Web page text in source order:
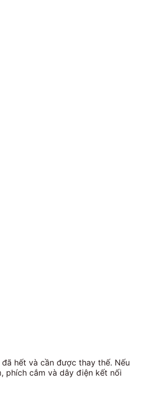
hết và cần được thay thế. Nếu
phích cắm và dây điện kết nối